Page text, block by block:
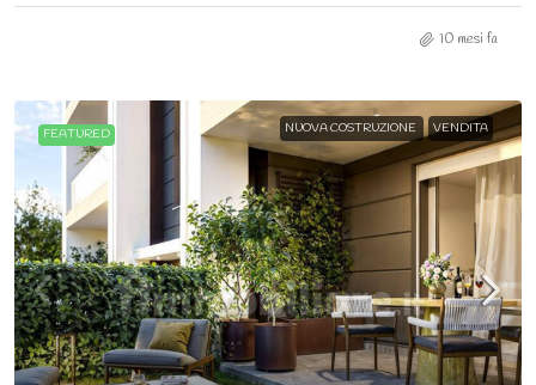
10 mesi fa
FEATURED NUOVA COSTRUZIONE VENDITA